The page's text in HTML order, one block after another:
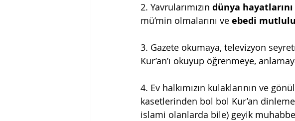
2. Yavrularımızın dünya hayatlarını
mü’min olmalarını ve ebedi
3. Gazete okumaya, televizyon
Kur’an’ı okuyup öğrenmeye,
4. Ev halkımızın kulaklarının ve
kasetlerinden bol bol Kur’an
islami olanlarda bile) geyik